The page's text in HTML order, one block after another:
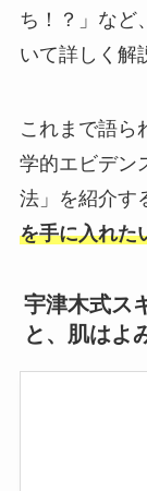
ち！？」など
いて詳しく解
これまで語ら
学的エビデン
法」を紹介す
を手に入れた
宇津木式ス
と、肌はよ